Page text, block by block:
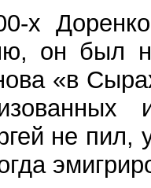
х
он был
«в
не пил,